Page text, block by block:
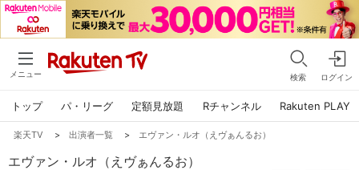
メニュー 検索 ログイン
トップ パ・リーグ 定額見放題 Rチャンネル Rakuten PLAY
楽天TV > 出演者一覧 > エヴァン・ルオ（えヴぁんるお）
エヴァン・ルオ（えヴぁんるお）